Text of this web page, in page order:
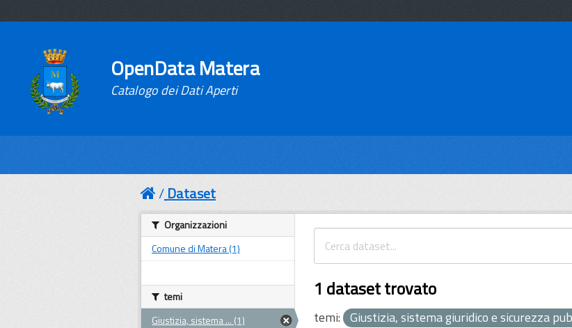
OpenData Matera
Catalogo dei Dati Aperti
Dataset
1 dataset trovato
temi: Giustizia, sistema giuridico e sicurezza
Organizzazioni
Comune di Matera (1)
temi
Giustizia, sistema ... (1)